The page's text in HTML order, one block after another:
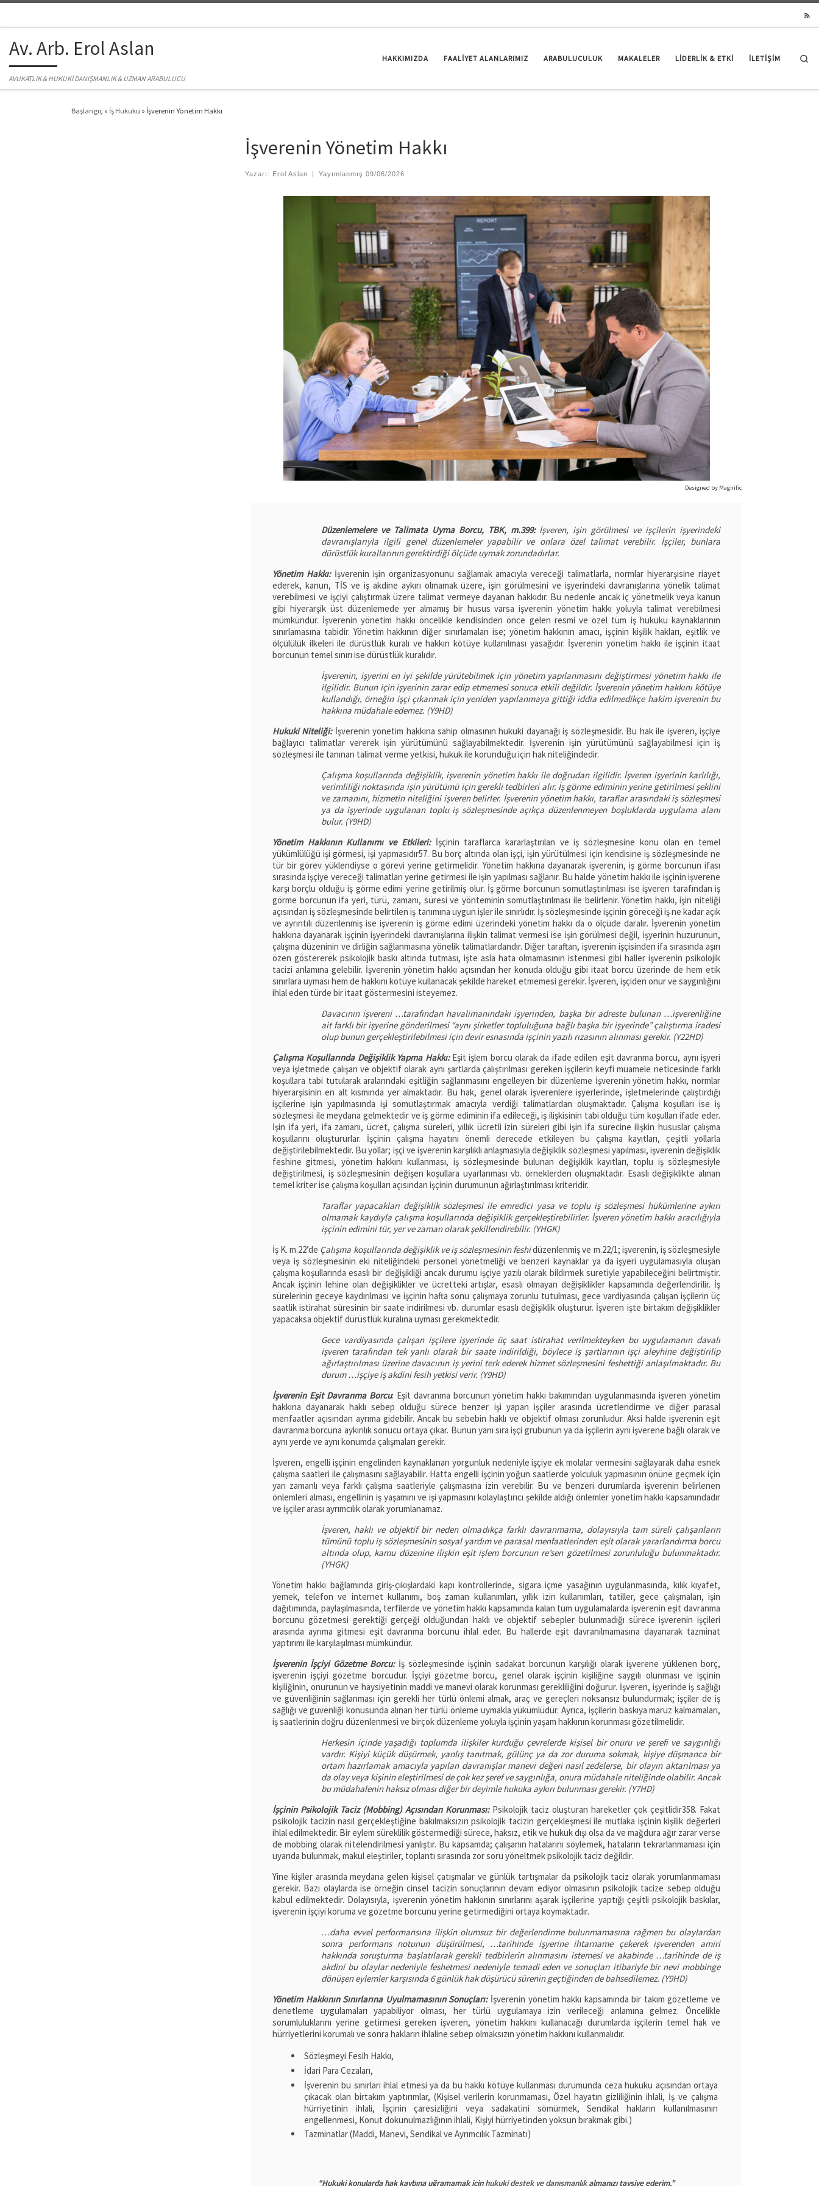
Av. Arb. Erol Aslan
AVUKATLIK & HUKUKİ DANIŞMANLIK & UZMAN ARABULUCU
HAKKIMIZDA FAALİYET ALANLARIMIZ ARABULUCULUK MAKALELER LIDERLIK & ETKI İLETİŞİM
Başlangıç » İş Hukuku » İşverenin Yönetim Hakkı
İşverenin Yönetim Hakkı
Yazarı: Erol Aslan Yayımlanmış 09/06/2026
Designed by Magnific
Düzenlemelere ve Talimata Uyma Borcu, TBK, m.399:İşveren, işin görülmesi ve işçilerin işyerindeki
davranışlarıyla ilgili genel düzenlemeler yapabilir ve onlara özel talimat verebilir. İşçiler, bunlara
dürüstlük kurallarının gerektirdiği ölçüde uymak zorundadırlar.
Yönetim Hakkı:İşverenin işin organizasyonunu sağlamak amacıyla vereceği talimatlarla, normlar hiyerarşisine riayet
ederek, kanun, TİS ve iş akdine aykırı olmamak üzere, işin görülmesini ve işyerindeki davranışlarına yönelik talimat
verebilmesi ve işçiyi çalıştırmak üzere talimat vermeye dayanan hakkıdır. Bu nedenle ancak iç yönetmelik veya kanun
gibi hiyerarşik üst düzenlemede yer almamış bir husus varsa işverenin yönetim hakkı yoluyla talimat verebilmesi
mümkündür. İşverenin yönetim hakkı öncelikle kendisinden önce gelen resmi ve özel tüm iş hukuku kaynaklarının
sınırlamasına tabidir. Yönetim hakkının diğer sınırlamaları ise; yönetim hakkının amacı, işçinin kişilik hakları, eşitlik ve
ölçülülük ilkeleri ile dürüstlük kuralı ve hakkın kötüye kullanılması yasağıdır. İşverenin yönetim hakkı ile işçinin itaat
borcunun temel sınırı ise dürüstlük kuralıdır.
İşverenin, işyerini en iyi şekilde yürütebilmek için yönetim yapılanmasını değiştirmesi yönetim hakkı ile
ilgilidir. Bunun için işyerinin zarar edip etmemesi sonuca etkili değildir. İşverenin yönetim hakkını kötüye
kullandığı, örneğin işçi çıkarmak için yeniden yapılanmaya gittiği iddia edilmedikçe hakim işverenin bu
hakkına müdahale edemez. (Y9HD)
Hukuki Niteliği:İşverenin yönetim hakkına sahip olmasının hukuki dayanağı iş sözleşmesidir. Bu hak ile işveren, işçiye
bağlayıcı talimatlar vererek işin yürütümünü sağlayabilmektedir. İşverenin işin yürütümünü sağlayabilmesi için iş
sözleşmesi ile tanınan talimat verme yetkisi, hukuk ile korunduğu için hak niteliğindedir.
Çalışma koşullarında değişiklik, işverenin yönetim hakkı ile doğrudan ilgilidir. İşveren işyerinin karlılığı,
verimliliği noktasında işin yürütümü için gerekli tedbirleri alır. İş görme ediminin yerine getirilmesi şeklini
ve zamanını, hizmetin niteliğini işveren belirler. İşverenin yönetim hakkı, taraflar arasındaki iş sözleşmesi
ya da işyerinde uygulanan toplu iş sözleşmesinde açıkça düzenlenmeyen boşluklarda uygulama alanı
bulur. (Y9HD)
Yönetim Hakkının Kullanımı ve Etkileri:İşçinin taraflarca kararlaştırılan ve iş sözleşmesine konu olan en temel
yükümlülüğü işi görmesi, işi yapmasıdır57. Bu borç altında olan işçi, işin yürütülmesi için kendisine iş sözleşmesinde ne
tür bir görev yüklendiyse o görevi yerine getirmelidir. Yönetim hakkına dayanarak işverenin, iş görme borcunun ifası
sırasında işçiye vereceği talimatları yerine getirmesi ile işin yapılması sağlanır. Bu halde yönetim hakkı ile işçinin işverene
karşı borçlu olduğu iş görme edimi yerine getirilmiş olur. İş görme borcunun somutlaştırılması ise işveren tarafından iş
görme borcunun ifa yeri, türü, zamanı, süresi ve yönteminin somutlaştırılması ile belirlenir. Yönetim hakkı, işin niteliği
açısından iş sözleşmesinde belirtilen iş tanımına uygun işler ile sınırlıdır. İş sözleşmesinde işçinin göreceği iş ne kadar açık
ve ayrıntılı düzenlenmiş ise işverenin iş görme edimi üzerindeki yönetim hakkı da o ölçüde daralır. İşverenin yönetim
hakkına dayanarak işçinin işyerindeki davranışlarına ilişkin talimat vermesi ise işin görülmesi değil, işyerinin huzurunun,
çalışma düzeninin ve dirliğin sağlanmasına yönelik talimatlardandır. Diğer taraftan, işverenin işçisinden ifa sırasında aşırı
özen göstererek psikolojik baskı altında tutması, işte asla hata olmamasının istenmesi gibi haller işverenin psikolojik
tacizi anlamına gelebilir. İşverenin yönetim hakkı açısından her konuda olduğu gibi itaat borcu üzerinde de hem etik
sınırlara uyması hem de hakkını kötüye kullanacak şekilde hareket etmemesi gerekir. İşveren, işçiden onur ve saygınlığını
ihlal eden türde bir itaat göstermesini isteyemez.
Davacının işvereni …tarafından havalimanındaki işyerinden, başka bir adreste bulunan …işverenliğine
ait farklı bir işyerine gönderilmesi “aynı şirketler topluluğuna bağlı başka bir işyerinde” çalıştırma iradesi
olup bunun gerçekleştirilebilmesi için devir esnasında işçinin yazılı rızasının alınması gerekir. (Y22HD)
Çalışma Koşullarında Değişiklik Yapma Hakkı:Eşit işlem borcu olarak da ifade edilen eşit davranma borcu, aynı işyeri
veya işletmede çalışan ve objektif olarak aynı şartlarda çalıştırılması gereken işçilerin keyfi muamele neticesinde farklı
koşullara tabi tutularak aralarındaki eşitliğin sağlanmasını engelleyen bir düzenleme İşverenin yönetim hakkı, normlar
hiyerarşisinin en alt kısmında yer almaktadır. Bu hak, genel olarak işverenlere işyerlerinde, işletmelerinde çalıştırdığı
işçilerine işin yapılmasında işi somutlaştırmak amacıyla verdiği talimatlardan oluşmaktadır. Çalışma koşulları ise iş
sözleşmesi ile meydana gelmektedir ve iş görme ediminin ifa edileceği, iş ilişkisinin tabi olduğu tüm koşulları ifade eder.
İşin ifa yeri, ifa zamanı, ücret, çalışma süreleri, yıllık ücretli izin süreleri gibi işin ifa sürecine ilişkin hususlar çalışma
koşullarını oluştururlar. İşçinin çalışma hayatını önemli derecede etkileyen bu çalışma kayıtları, çeşitli yollarla
değiştirilebilmektedir. Bu yollar; işçi ve işverenin karşılıklı anlaşmasıyla değişiklik sözleşmesi yapılması, işverenin değişiklik
feshine gitmesi, yönetim hakkını kullanması, iş sözleşmesinde bulunan değişiklik kayıtları, toplu iş sözleşmesiyle
değiştirilmesi, iş sözleşmesinin değişen koşullara uyarlanması vb. örneklerden oluşmaktadır. Esaslı değişiklikte alınan
temel kriter ise çalışma koşulları açısından işçinin durumunun ağırlaştırılması kriteridir.
Taraflar yapacakları değişiklik sözleşmesi ile emredici yasa ve toplu iş sözleşmesi hükümlerine aykırı
olmamak kaydıyla çalışma koşullarında değişiklik gerçekleştirebilirler. İşveren yönetim hakkı aracılığıyla
işçinin edimini tür, yer ve zaman olarak şekillendirebilir. (YHGK)
İş K. m.22’de Çalışma koşullarında değişiklik ve iş sözleşmesinin feshidüzenlenmiş ve m.22/1; işverenin, iş sözleşmesiyle
veya iş sözleşmesinin eki niteliğindeki personel yönetmeliği ve benzeri kaynaklar ya da işyeri uygulamasıyla oluşan
çalışma koşullarında esaslı bir değişikliği ancak durumu işçiye yazılı olarak bildirmek suretiyle yapabileceğini belirtmiştir.
Ancak işçinin lehine olan değişiklikler ve ücretteki artışlar, esaslı olmayan değişiklikler kapsamında değerlendirilir. İş
sürelerinin geceye kaydırılması ve işçinin hafta sonu çalışmaya zorunlu tutulması, gece vardiyasında çalışan işçilerin üç
saatlik istirahat süresinin bir saate indirilmesi vb. durumlar esaslı değişiklik oluşturur. İşveren işte birtakım değişiklikler
yapacaksa objektif dürüstlük kuralına uyması gerekmektedir.
Gece vardiyasında çalışan işçilere işyerinde üç saat istirahat verilmekteyken bu uygulamanın davalı
işveren tarafından tek yanlı olarak bir saate indirildiği, böylece iş şartlarının işçi aleyhine değiştirilip
ağırlaştırılması üzerine davacının iş yerini terk ederek hizmet sözleşmesini feshettiği anlaşılmaktadır. Bu
durum …işçiye iş akdini fesih yetkisi verir. (Y9HD)
İşverenin Eşit Davranma Borcu: Eşit davranma borcunun yönetim hakkı bakımından uygulanmasında işveren yönetim
hakkına dayanarak haklı sebep olduğu sürece benzer işi yapan işçiler arasında ücretlendirme ve diğer parasal
menfaatler açısından ayrıma gidebilir. Ancak bu sebebin haklı ve objektif olması zorunludur. Aksi halde işverenin eşit
davranma borcuna aykırılık sonucu ortaya çıkar. Bunun yanı sıra işçi grubunun ya da işçilerin aynı işverene bağlı olarak ve
aynı yerde ve aynı konumda çalışmaları gerekir.
İşveren, engelli işçinin engelinden kaynaklanan yorgunluk nedeniyle işçiye ek molalar vermesini sağlayarak daha esnek
çalışma saatleri ile çalışmasını sağlayabilir. Hatta engelli işçinin yoğun saatlerde yolculuk yapmasının önüne geçmek için
yarı zamanlı veya farklı çalışma saatleriyle çalışmasına izin verebilir. Bu ve benzeri durumlarda işverenin belirlenen
önlemleri alması, engellinin iş yaşamını ve işi yapmasını kolaylaştırıcı şekilde aldığı önlemler yönetim hakkı kapsamındadır
ve işçiler arası ayrımcılık olarak yorumlanamaz.
İşveren, haklı ve objektif bir neden olmadıkça farklı davranmama, dolayısıyla tam süreli çalışanların
tümünü toplu iş sözleşmesinin sosyal yardım ve parasal menfaatlerinden eşit olarak yararlandırma borcu
altında olup, kamu düzenine ilişkin eşit işlem borcunun re’sen gözetilmesi zorunluluğu bulunmaktadır.
(YHGK)
Yönetim hakkı bağlamında giriş-çıkışlardaki kapı kontrollerinde, sigara içme yasağının uygulanmasında, kılık kıyafet,
yemek, telefon ve internet kullanımı, boş zaman kullanımları, yıllık izin kullanımları, tatiller, gece çalışmaları, işin
dağıtımında, paylaşılmasında, terfilerde ve yönetim hakkı kapsamında kalan tüm uygulamalarda işverenin eşit davranma
borcunu gözetmesi gerektiği gerçeği olduğundan haklı ve objektif sebepler bulunmadığı sürece işverenin işçileri
arasında ayrıma gitmesi eşit davranma borcunu ihlal eder. Bu hallerde eşit davranılmamasına dayanarak tazminat
yaptırımı ile karşılaşılması mümkündür.
İşverenin İşçiyi Gözetme Borcu:İş sözleşmesinde işçinin sadakat borcunun karşılığı olarak işverene yüklenen borç,
işverenin işçiyi gözetme borcudur. İşçiyi gözetme borcu, genel olarak işçinin kişiliğine saygılı olunması ve işçinin
kişiliğinin, onurunun ve haysiyetinin maddi ve manevi olarak korunması gerekliliğini doğurur. İşveren, işyerinde iş sağlığı
ve güvenliğinin sağlanması için gerekli her türlü önlemi almak, araç ve gereçleri noksansız bulundurmak; işçiler de iş
sağlığı ve güvenliği konusunda alınan her türlü önleme uymakla yükümlüdür. Ayrıca, işçilerin baskıya maruz kalmamaları,
iş saatlerinin doğru düzenlenmesi ve birçok düzenleme yoluyla işçinin yaşam hakkının korunması gözetilmelidir.
Herkesin içinde yaşadığı toplumda ilişkiler kurduğu çevrelerde kişisel bir onuru ve şerefi ve saygınlığı
vardır. Kişiyi küçük düşürmek, yanlış tanıtmak, gülünç ya da zor duruma sokmak, kişiye düşmanca bir
ortam hazırlamak amacıyla yapılan davranışlar manevi değeri nasıl zedelerse, bir olayın aktarılması ya
da olay veya kişinin eleştirilmesi de çok kez şeref ve saygınlığa, onura müdahale niteliğinde olabilir. Ancak
bu müdahalenin haksız olması diğer bir deyimle hukuka aykırı bulunması gerekir. (Y7HD)
İşçinin Psikolojik Taciz (Mobbing) Açısından Korunması: Psikolojik taciz oluşturan hareketler çok çeşitlidir358. Fakat
psikolojik tacizin nasıl gerçekleştiğine bakılmaksızın psikolojik tacizin gerçekleşmesi ile mutlaka işçinin kişilik değerleri
ihlal edilmektedir. Bir eylem süreklilik göstermediği sürece, haksız, etik ve hukuk dışı olsa da ve mağdura ağır zarar verse
de mobbing olarak nitelendirilmesi yanlıştır. Bu kapsamda; çalışanın hatalarını söylemek, hataların tekrarlanmaması için
uyarıda bulunmak, makul eleştiriler, toplantı sırasında zor soru yöneltmek psikolojik taciz değildir.
Yine kişiler arasında meydana gelen kişisel çatışmalar ve günlük tartışmalar da psikolojik taciz olarak yorumlanmaması
gerekir. Bazı olaylarda ise örneğin cinsel tacizin sonuçlarının devam ediyor olmasının psikolojik tacize sebep olduğu
kabul edilmektedir. Dolayısıyla, işverenin yönetim hakkının sınırlarını aşarak işçilerine yaptığı çeşitli psikolojik baskılar,
işverenin işçiyi koruma ve gözetme borcunu yerine getirmediğini ortaya koymaktadır.
…daha evvel performansına ilişkin olumsuz bir değerlendirme bulunmamasına rağmen bu olaylardan
sonra performans notunun düşürülmesi, …tarihinde işyerine ihtarname çekerek işverenden amiri
hakkında soruşturma başlatılarak gerekli tedbirlerin alınmasını istemesi ve akabinde …tarihinde de iş
akdini bu olaylar nedeniyle feshetmesi nedeniyle temadi eden ve sonuçları itibariyle bir nevi mobbinge
dönüşen eylemler karşısında 6 günlük hak düşürücü sürenin geçtiğinden de bahsedilemez. (Y9HD)
Yönetim Hakkının Sınırlarına Uyulmamasının Sonuçları:İşverenin yönetim hakkı kapsamında bir takım gözetleme ve
denetleme uygulamaları yapabiliyor olması, her türlü uygulamaya izin verileceği anlamına gelmez. Öncelikle
sorumluluklarını yerine getirmesi gereken işveren, yönetim hakkını kullanacağı durumlarda işçilerin temel hak ve
hürriyetlerini korumalı ve sonra hakların ihlaline sebep olmaksızın yönetim hakkını kullanmalıdır.
Sözleşmeyi Fesih Hakkı,
İdari Para Cezaları,
İşverenin bu sınırları ihlal etmesi ya da bu hakkı kötüye kullanması durumunda ceza hukuku açısından ortaya
çıkacak olan birtakım yaptırımlar, (Kişisel verilerin korunmaması, Özel hayatın gizliliğinin ihlali, İş ve çalışma
hürriyetinin ihlali, İşçinin çaresizliğini veya sadakatini sömürmek, Sendikal hakların kullanılmasının
engellenmesi, Konut dokunulmazlığının ihlali, Kişiyi hürriyetinden yoksun bırakmak gibi.)
Tazminatlar (Maddi, Manevi, Sendikal ve Ayrımcılık Tazminatı)
“Hukuki konularda hak kaybına uğramamak içinhukuki destek ve danışmanlıkalmanızı tavsiye ederim.”